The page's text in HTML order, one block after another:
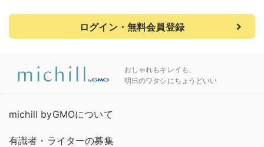
ログイン・無料会員登録
おしゃれもキレイも、
明日のワタシにちょうどいい
michill byGMOについて
有識者・ライターの募集